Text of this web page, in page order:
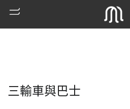
三輸車與巴士